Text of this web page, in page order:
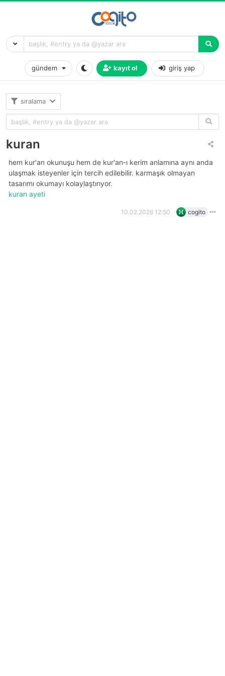
gündem kayıt ol giriş yap
sıralama
kuran
hem kur'an okunuşu hem de kur'an-ı kerim anlamına aynı anda
ulaşmak isteyenler için tercih edilebilir. karmaşık olmayan
tasarımı okumayı kolaylaştırıyor.
kuran ayeti
10.02.2026 12:50 cogito